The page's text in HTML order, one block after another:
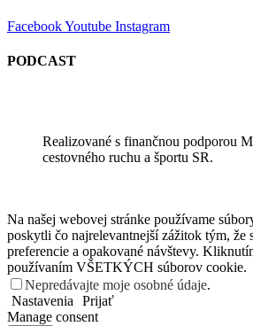
FacebookYoutube Instagram
PODCAST
Realizované s finančnou podporou
cestovného ruchu a športu SR.
Na našej webovej stránke používame
poskytli čo najrelevantnejší zážitok tým, že
preferencie a opakované návštevy.
používaním VŠETKÝCH súborov cookie.
Nepredávajte moje osobné údaje.
Nastavenia
Prijať
Manage consent